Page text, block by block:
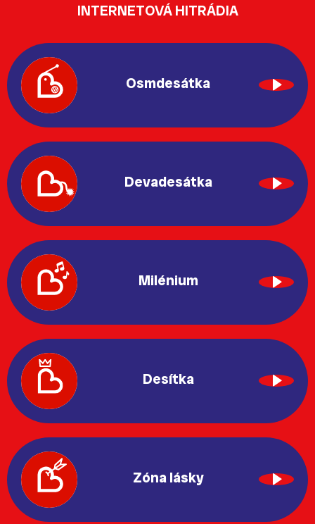
INTERNETOVÁ HITRÁDIA
Osmdesátka
Devadesátka
Milénium
Desítka
Zóna lásky